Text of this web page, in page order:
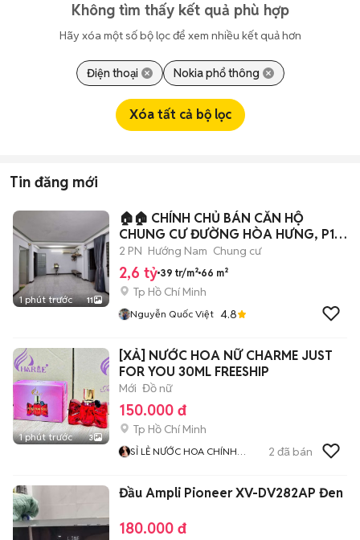
Không tìm thấy kết quả phù hợp
Hãy xóa một số bộ lọc để xem nhiều kết quả hơn
Điện thoại Nokia phổ thông
Xóa tất cả bộ lọc
Tin đăng mới
1 phút trước 11
🏠🏠 CHÍNH CHỦ BÁN CĂN HỘ
CHUNG CƯ ĐƯỜNG HÒA HƯNG, P12,
Q10
2 PN Hướng Nam Chung cư
2,6 tỷ 39 tr/m² 66 m²
Tp Hồ Chí Minh
Nguyễn Quốc Việt 4.8
1 phút trước 3
[XẢ] NƯỚC HOA NỮ CHARME JUST
FOR YOU 30ML FREESHIP
Mới Đồ nữ
150.000 đ
Tp Hồ Chí Minh
SỈ LẺ NƯỚC HOA CHÍNH
2 đã bán
Đầu Ampli Pioneer XV-DV282AP Đen
180.000 đ